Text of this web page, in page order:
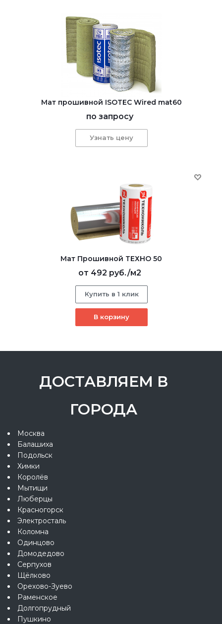
Мат прошивной ISOTEC Wired mat60
по запросу
Узнать цену
Мат Прошивной ТЕХНО 50
от 492 руб./м2
Купить в 1 клик
В корзину
ДОСТАВЛЯЕМ В
ГОРОДА
Москва
Балашиха
Подольск
Химки
Королёв
Мытищи
Люберцы
Красногорск
Электросталь
Коломна
Одинцово
Домодедово
Серпухов
Щёлково
Орехово-Зуево
Раменское
Долгопрудный
Пушкино